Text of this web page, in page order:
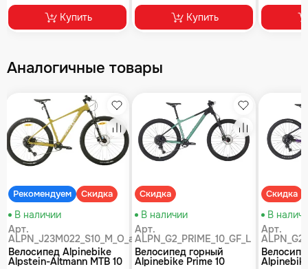
Купить Купить
Аналогичные товары
Рекомендуем Скидка
Избранное
Сравнение
В наличии
Арт.
ALPN_J23M022_S10_M_O_air
Велосипед Alpinebike
Alpstein-Altmann MTB 10
Скидка
Избранное
Сравнение
В наличии
Арт.
ALPN_G2_PRIME_10_GF_L
Велосипед горный
Alpinebike Prime 10
Скидка
В
Арт.